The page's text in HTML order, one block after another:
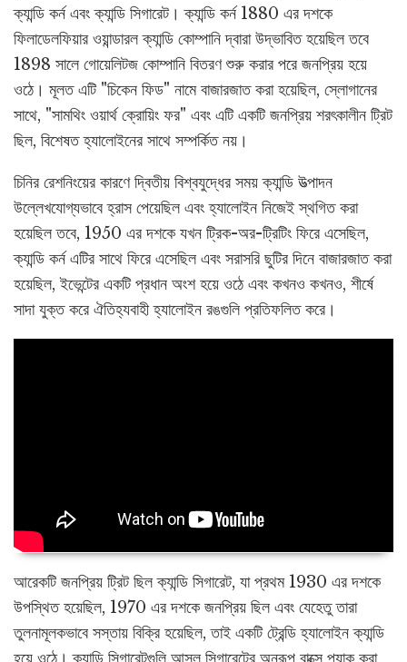
ক্যান্ডি কর্ন এবং ক্যান্ডি সিগারেট। ক্যান্ডি কর্ন 1880 এর দশকে
ফিলাডেলফিয়ার ওয়ান্ডারল ক্যান্ডি কোম্পানি দ্বারা উদ্ভাবিত হয়েছিল তবে
1898 সালে গোয়েলিটজ কোম্পানি বিতরণ শুরু করার পরে জনপ্রিয় হয়ে
ওঠে। মূলত এটি "চিকেন ফিড" নামে বাজারজাত করা হয়েছিল, স্লোগানের
সাথে, "সামথিং ওয়ার্থ ক্রোয়িং ফর" এবং এটি একটি জনপ্রিয় শরৎকালীন ট্রিট
ছিল, বিশেষত হ্যালোইনের সাথে সম্পর্কিত নয়।
চিনির রেশনিংয়ের কারণে দ্বিতীয় বিশ্বযুদ্ধের সময় ক্যান্ডি উত্পাদন
উল্লেখযোগ্যভাবে হ্রাস পেয়েছিল এবং হ্যালোইন নিজেই স্থগিত করা
হয়েছিল তবে, 1950 এর দশকে যখন ট্রিক-অর-ট্রিটিং ফিরে এসেছিল,
ক্যান্ডি কর্ন এটির সাথে ফিরে এসেছিল এবং সরাসরি ছুটির দিনে বাজারজাত করা
হয়েছিল, ইভেন্টের একটি প্রধান অংশ হয়ে ওঠে এবং কখনও কখনও, শীর্ষে
সাদা যুক্ত করে ঐতিহ্যবাহী হ্যালোইন রঙগুলি প্রতিফলিত করে।
আরেকটি জনপ্রিয় ট্রিট ছিল ক্যান্ডি সিগারেট, যা প্রথম 1930 এর দশকে
উপস্থিত হয়েছিল, 1970 এর দশকে জনপ্রিয় ছিল এবং যেহেতু তারা
তুলনামূলকভাবে সস্তায় বিক্রি হয়েছিল, তাই একটি ট্রেন্ডি হ্যালোইন ক্যান্ডি
হয়ে ওঠে। ক্যান্ডি সিগারেটগুলি আসল সিগারেটের অনুরূপ বাক্সে প্যাক করা